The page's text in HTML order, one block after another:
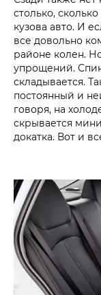
столько,
кузова авто. И
все довольно
районе колен.
упрощений.
складывается.
постоянный и
говоря, на
скрывается
докатка. Вот и